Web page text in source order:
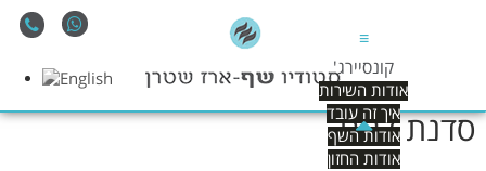
≡
קונסיירג'
אודות השירות
איך זה עובד
אודות השף
אודות החזון
סדנת דגים